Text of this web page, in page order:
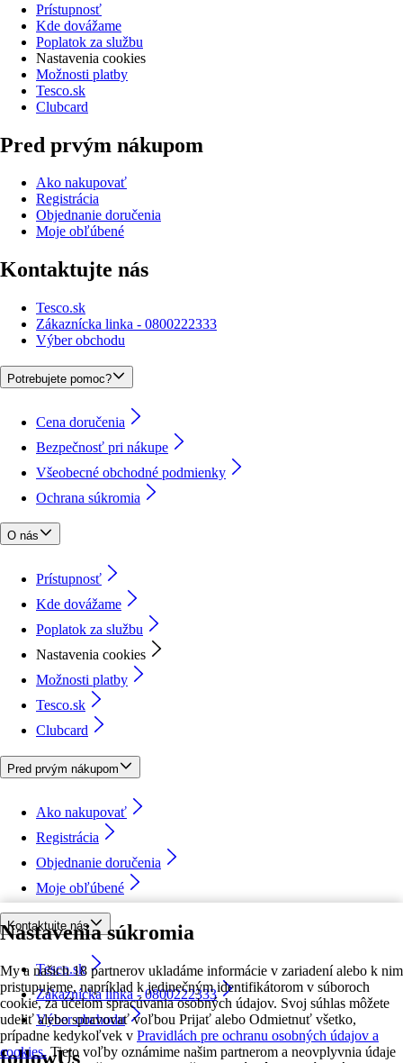
Nastavenia súkromia
My a našich 18 partnerov ukladáme informácie v zariadení alebo k nim
pristupujeme, napríklad k jedinečným identifikátorom v súboroch
cookie, za účelom spracúvania osobných údajov. Svoj súhlas môžete
udeliť alebo spravovať voľbou Prijať alebo Odmietnuť všetko,
prípadne kedykoľvek v Pravidlách pre ochranu osobných údajov a
cookies. Tieto voľby oznámime našim partnerom a neovplyvnia údaje
Prístupnosť
Kde dovážame
Poplatok za službu
Nastavenia cookies
Možnosti platby
Tesco.sk
Clubcard
Pred prvým nákupom
Ako nakupovať
Registrácia
Objednanie doručenia
Moje obľúbené
Kontaktujte nás
Tesco.sk
Zákaznícka linka - 0800222333
Výber obchodu
Potrebujete pomoc?
Cena doručenia
Bezpečnosť pri nákupe
Všeobecné obchodné podmienky
Ochrana súkromia
O nás
Prístupnosť
Kde dovážame
Poplatok za službu
Nastavenia cookies
Možnosti platby
Tesco.sk
Clubcard
Pred prvým nákupom
Ako nakupovať
Registrácia
Objednanie doručenia
Moje obľúbené
Kontaktujte nás
Tesco.sk
Zákaznícka linka - 0800222333
Výber obchodu
followUs